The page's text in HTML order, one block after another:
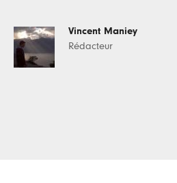
Vincent Maniey
Rédacteur